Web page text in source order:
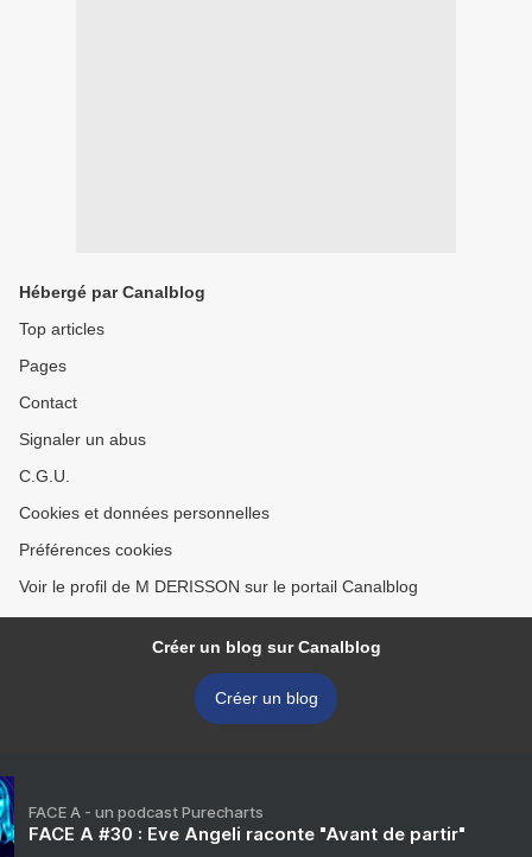
Hébergé par Canalblog
Top articles
Pages
Contact
Signaler un abus
C.G.U.
Cookies et données personnelles
Préférences cookies
Voir le profil de M DERISSON sur le portail Canalblog
Créer un blog sur Canalblog
Créer un blog
FACE A - un podcast Purecharts
FACE A #30 : Eve Angeli raconte "Avant de partir"